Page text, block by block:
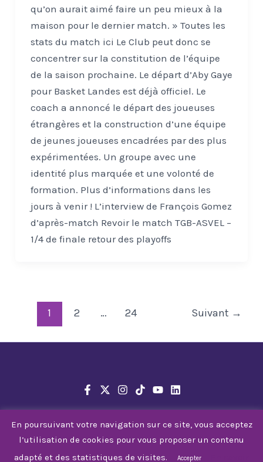
qu’on aurait aimé faire un peu mieux à la
maison pour le dernier match. » Toutes les
stats du match ici Le Club peut donc se
concentrer sur la constitution de l’équipe
de la saison prochaine. Le départ d’Aby Gaye
pour Basket Landes est déjà officiel. Le
coach a annoncé le départ des joueuses
étrangères et la construction d’une équipe
de jeunes joueuses encadrées par des plus
expérimentées. Un groupe avec une
identité plus marquée et une volonté de
formation. Plus d’informations dans les
jours à venir ! L’interview de François Gomez
d’après-match Revoir le match TGB-ASVEL –
1/4 de finale retour des playoffs
1 2 … 24 Suivant →
© 2026 Tarbes Gespe Bigorre
En poursuivant votre navigation sur ce site, vous acceptez
l’utilisation de cookies pour vous proposer un contenu
adapté et des statistiques de visites.
Accepter